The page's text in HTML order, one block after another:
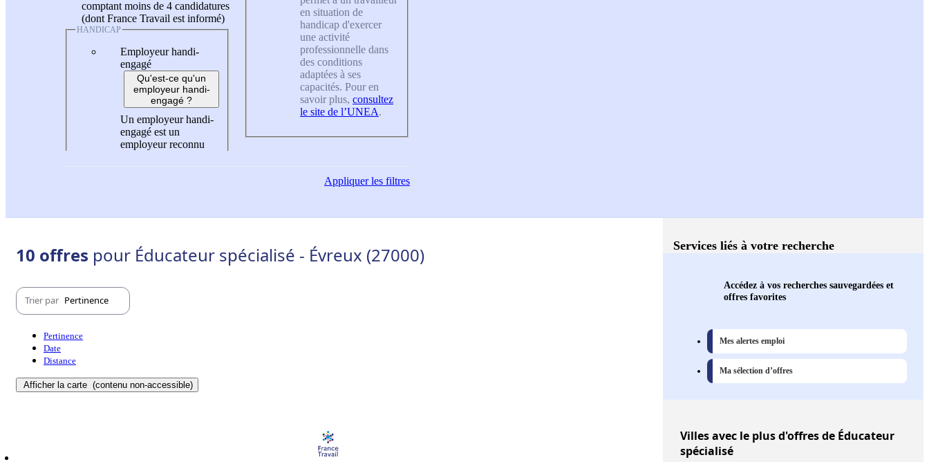
comptant moins de 4 candidatures
(dont France Travail est informé)
HANDICAP
Employeur handi-
engagé
Qu'est-ce qu'un
employeur handi-
engagé ?
Un employeur handi-
engagé est un
employeur reconnu
en situation de
handicap d'exercer
une activité
professionnelle dans
des conditions
adaptées à ses
capacités. Pour en
savoir plus, consultez
le site de l’UNEA.
Appliquerles filtres
10 offres pour Éducateur spécialisé - Évreux (27000)
Trier par Pertinence
Pertinence
Date
Distance
Afficher la carte (contenu non-accessible)
Services liés à votre recherche
Accédez à vos recherches sauvegardées et
offres favorites
Mes alertes emploi
Ma sélection d’offres
Villesavec le plus d'offres de Éducateur
spécialisé